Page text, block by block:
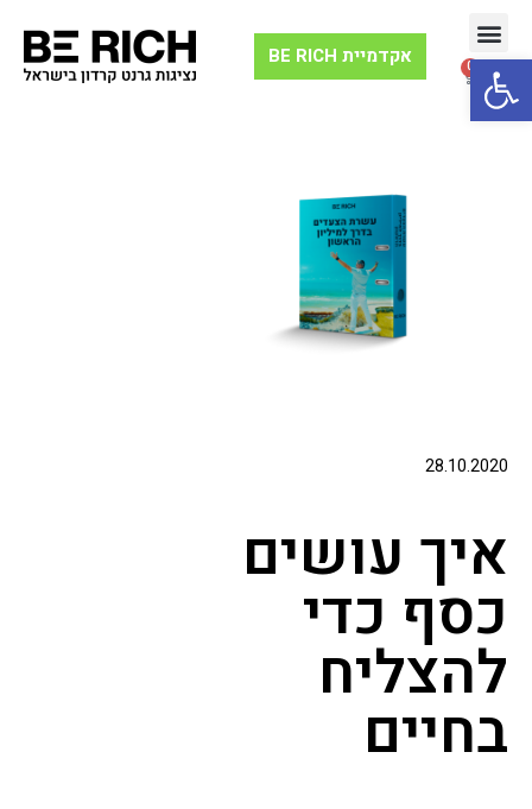
Open toolbar
0 אקדמיית BE RICH
28.10.2020
איך עושים
כסף כדי
להצליח
בחיים